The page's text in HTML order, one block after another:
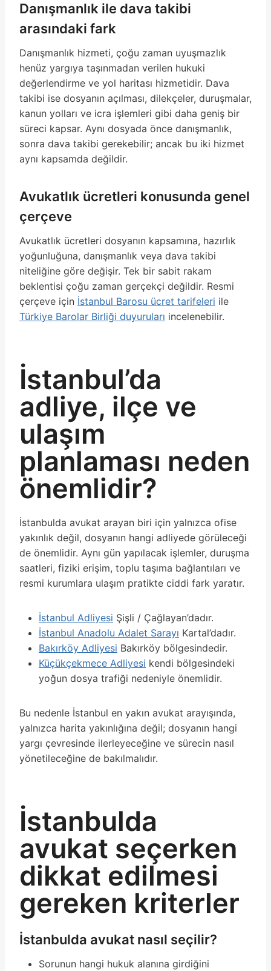
Danışmanlık ile dava takibi
arasındaki fark
Danışmanlık hizmeti, çoğu zaman uyuşmazlık
henüz yargıya taşınmadan verilen hukuki
değerlendirme ve yol haritası hizmetidir. Dava
takibi ise dosyanın açılması, dilekçeler, duruşmalar,
kanun yolları ve icra işlemleri gibi daha geniş bir
süreci kapsar. Aynı dosyada önce danışmanlık,
sonra dava takibi gerekebilir; ancak bu iki hizmet
aynı kapsamda değildir.
Avukatlık ücretleri konusunda genel
çerçeve
Avukatlık ücretleri dosyanın kapsamına, hazırlık
yoğunluğuna, danışmanlık veya dava takibi
niteliğine göre değişir. Tek bir sabit rakam
beklentisi çoğu zaman gerçekçi değildir. Resmi
çerçeve için İstanbul Barosu ücret tarifeleri ile
Türkiye Barolar Birliği duyuruları incelenebilir.
İstanbul’da
adliye, ilçe ve
ulaşım
planlaması neden
önemlidir?
İstanbulda avukat arayan biri için yalnızca ofise
yakınlık değil, dosyanın hangi adliyede görüleceği
de önemlidir. Aynı gün yapılacak işlemler, duruşma
saatleri, fiziki erişim, toplu taşıma bağlantıları ve
resmi kurumlara ulaşım pratikte ciddi fark yaratır.
İstanbul Adliyesi Şişli / Çağlayan’dadır.
İstanbul Anadolu Adalet Sarayı Kartal’dadır.
Bakırköy Adliyesi Bakırköy bölgesindedir.
Küçükçekmece Adliyesi kendi bölgesindeki
yoğun dosya trafiği nedeniyle önemlidir.
Bu nedenle İstanbul en yakın avukat arayışında,
yalnızca harita yakınlığına değil; dosyanın hangi
yargı çevresinde ilerleyeceğine ve sürecin nasıl
yönetileceğine de bakılmalıdır.
İstanbulda
avukat seçerken
dikkat edilmesi
gereken kriterler
İstanbulda avukat nasıl seçilir?
Sorunun hangi hukuk alanına girdiğini